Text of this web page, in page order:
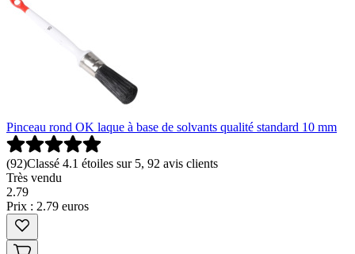
Pinceau rond OK laque à base de solvants qualité standard 10 mm
(92)Classé 4.1 étoiles sur 5, 92 avis clients
Très vendu
2.79
Prix : 2.79 euros